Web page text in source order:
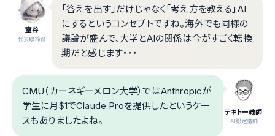
室谷
代表取締役
「答えを出す」だけじゃなく「考え方を教える」AI
にするというコンセプトですね。海外でも同様の
議論が盛んで、大学とAIの関係は今がすごく転換
期だと感じます・・・
テキトー教師
.AI認定講師
CMU（カーネギーメロン大学）ではAnthropicが
学生に月$1でClaude Proを提供したというケー
スもありましたよね。